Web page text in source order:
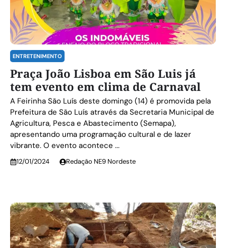
ENTRETENIMENTO
Praça João Lisboa em São Luis já
tem evento em clima de Carnaval
A Feirinha São Luís deste domingo (14) é promovida pela
Prefeitura de São Luís através da Secretaria Municipal de
Agricultura, Pesca e Abastecimento (Semapa),
apresentando uma programação cultural e de lazer
vibrante. O evento acontece ...
12/01/2024 Redação NE9 Nordeste